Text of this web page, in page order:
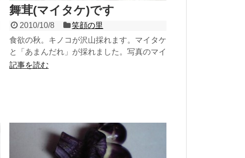
舞茸(マイタケ)です
2010/10/8
笑顔の里
食欲の秋。キノコが沢山採れます。マイタケ
と「あまんだれ」が採れました。写真のマイ
タケは山の畑で栽培したものですが自然の状
記事を読む